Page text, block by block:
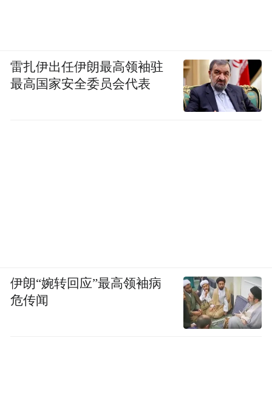
雷扎伊出任伊朗最高领袖驻
最高国家安全委员会代表
伊朗“婉转回应”最高领袖病
危传闻